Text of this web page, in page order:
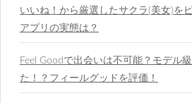
いいね！から厳選したサクラ(美女)を
アプリの実態は？
Feel Goodで出会いは不可能？モデル
た！？フィールグッドを評価！